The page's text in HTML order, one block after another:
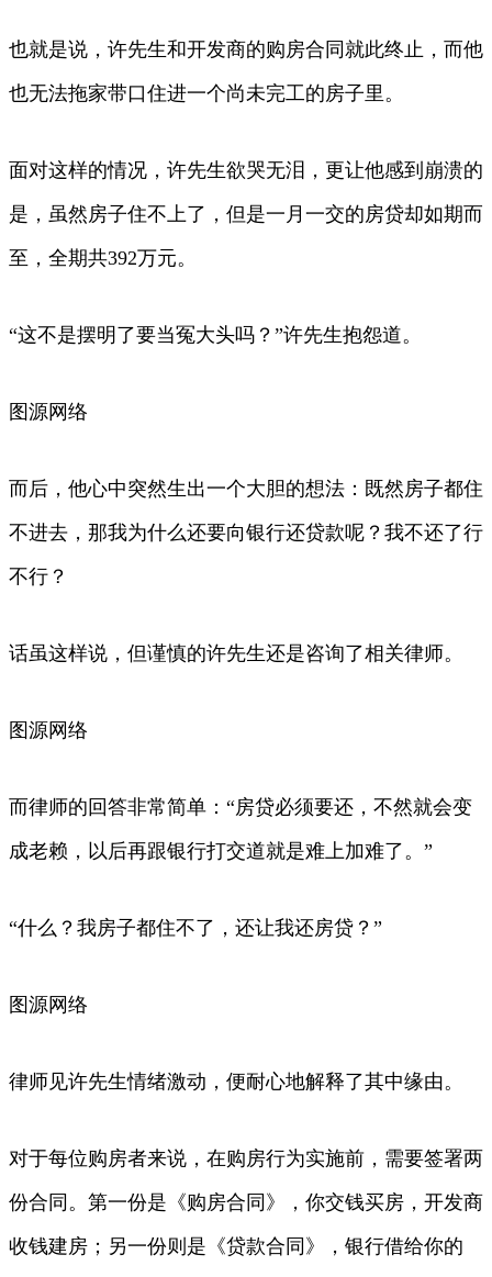
也就是说，许先生和开发商的购房合同就此终止，而他
也无法拖家带口住进一个尚未完工的房子里。
面对这样的情况，许先生欲哭无泪，更让他感到崩溃的
是，虽然房子住不上了，但是一月一交的房贷却如期而
至，全期共392万元。
“这不是摆明了要当冤大头吗？”许先生抱怨道。
图源网络
而后，他心中突然生出一个大胆的想法：既然房子都住
不进去，那我为什么还要向银行还贷款呢？我不还了行
不行？
话虽这样说，但谨慎的许先生还是咨询了相关律师。
图源网络
而律师的回答非常简单：“房贷必须要还，不然就会变
成老赖，以后再跟银行打交道就是难上加难了。”
“什么？我房子都住不了，还让我还房贷？”
图源网络
律师见许先生情绪激动，便耐心地解释了其中缘由。
对于每位购房者来说，在购房行为实施前，需要签署两
份合同。第一份是《购房合同》，你交钱买房，开发商
收钱建房；另一份则是《贷款合同》，银行借给你的